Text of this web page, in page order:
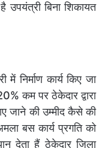
उपयंत्री बिना शिकायत
निर्माण कार्य किए जा
कम पर ठेकेदार द्वारा
जाने की उम्मीद कैसे की
बस कार्य प्रगति को
देता हैं ठेकेदार जिला